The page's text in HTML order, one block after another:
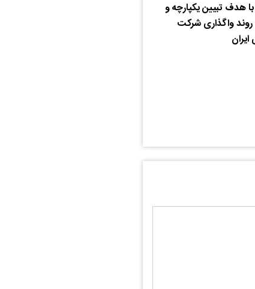
هدف تبیین یکپارچه و
روند واگذاری شرکت
ایران